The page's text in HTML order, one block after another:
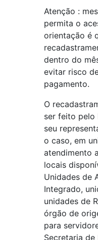
Atenção :
permita o
orientação é
dentro do
evitar risco
pagamento.
O
ser feito pelo
seu
o caso, em
atendimento
locais
Unidades de
Integrado,
unidades de
órgão de
para
Secretaria de